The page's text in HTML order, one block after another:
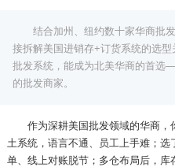
结合加州、纽约数十家华商批
接拆解美国进销存+订货系统的选
批发系统，能成为北美华商的首
的批发商家。
作为深耕美国批发领域的华商
土系统，语言不通、员工上手难；
单、线上对账脱节；多仓布局后，库